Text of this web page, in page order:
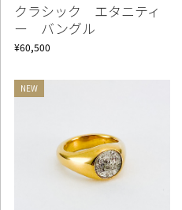
クラシック エタニティ
ー バングル
¥60,500